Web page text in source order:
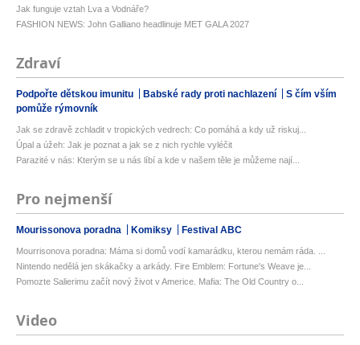
Jak funguje vztah Lva a Vodnáře?
FASHION NEWS: John Galliano headlinuje MET GALA 2027
Zdraví
Podpořte dětskou imunitu Babské rady proti nachlazení
S čím vším
pomůže rýmovník
Jak se zdravě zchladit v tropických vedrech: Co pomáhá a kdy už riskuj...
Úpal a úžeh: Jak je poznat a jak se z nich rychle vyléčit
Parazité v nás: Kterým se u nás líbí a kde v našem těle je můžeme nají...
Pro nejmenší
Mourissonova poradna Komiksy Festival ABC
Mourrisonova poradna: Máma si domů vodí kamarádku, kterou nemám ráda. ...
Nintendo nedělá jen skákačky a arkády. Fire Emblem: Fortune's Weave je...
Pomozte Salierimu začít nový život v Americe. Mafia: The Old Country o...
Video